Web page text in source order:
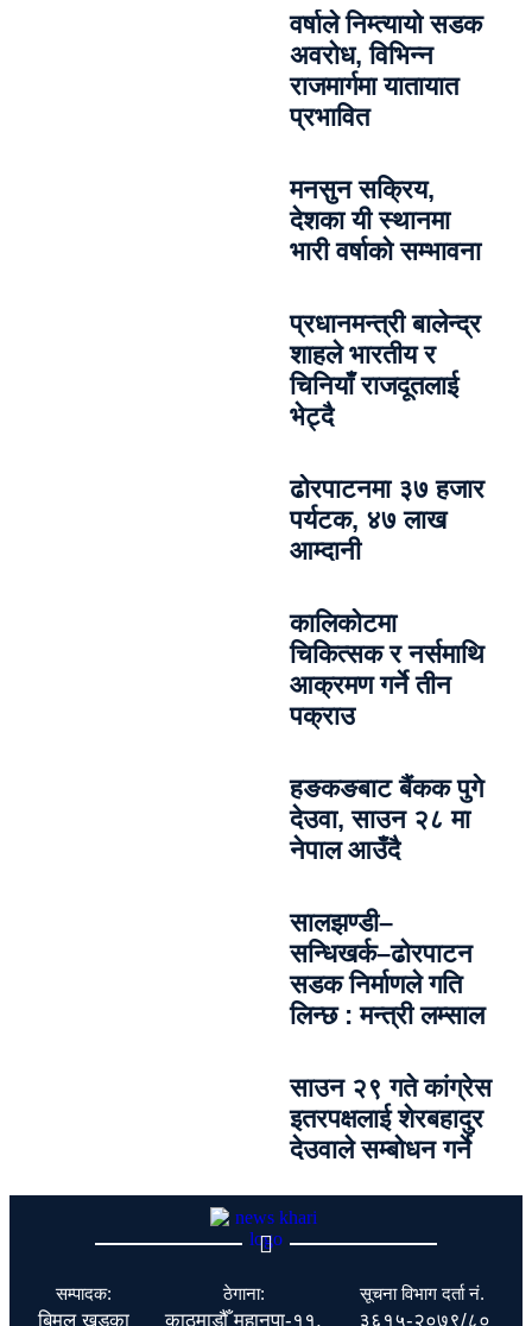
वर्षाले निम्त्यायो सडक
अवरोध, विभिन्न
राजमार्गमा यातायात
प्रभावित
मनसुन सक्रिय,
देशका यी स्थानमा
भारी वर्षाको सम्भावना
प्रधानमन्त्री बालेन्द्र
शाहले भारतीय र
चिनियाँ राजदूतलाई
भेट्दै
ढोरपाटनमा ३७ हजार
पर्यटक, ४७ लाख
आम्दानी
कालिकोटमा
चिकित्सक र नर्समाथि
आक्रमण गर्ने तीन
पक्राउ
हङकङबाट बैंकक पुगे
देउवा, साउन २८ मा
नेपाल आउँदै
सालझण्डी–
सन्धिखर्क–ढोरपाटन
सडक निर्माणले गति
लिन्छ : मन्त्री लम्साल
साउन २९ गते कांग्रेस
इतरपक्षलाई शेरबहादुर
देउवाले सम्बोधन गर्ने
सम्पादक:
बिमल खड्का
ठेगाना:
काठमाडौँ महानपा-११,
सूचना विभाग दर्ता नं.
३६१५-२०७९/८०